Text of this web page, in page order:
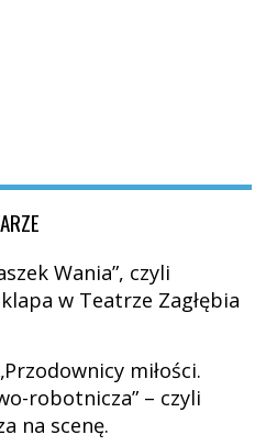
Wania”, czyli
w Teatrze Zagłębia
miłości.
robotnicza” – czyli
na scenę.